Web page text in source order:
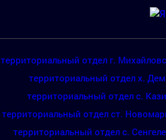
территориальный отдел г.
территориальный отдел х.
территориальный отдел с.
территориальный отдел ст.
территориальный отдел с.